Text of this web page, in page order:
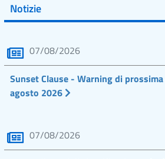
Notizie
07/08/2026
Sunset Clause - Warning di
agosto 2026
07/08/2026